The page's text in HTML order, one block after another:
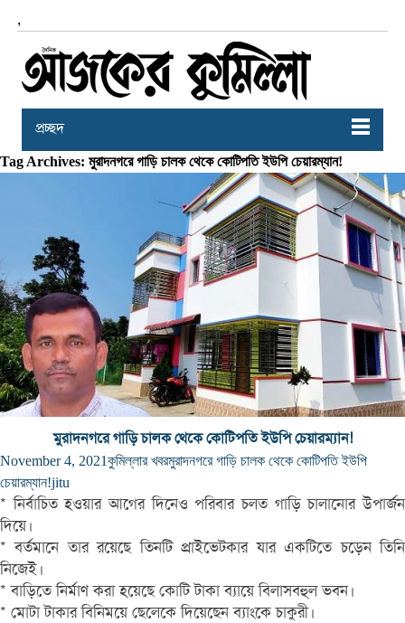
,
প্রচ্ছদ
Tag Archives: মুরাদনগরে গাড়ি চালক থেকে কোটিপতি ইউপি চেয়ারম্যান!
মুরাদনগরে গাড়ি চালক থেকে কোটিপতি ইউপি চেয়ারম্যান!
November 4, 2021কুমিল্লার খবরমুরাদনগরে গাড়ি চালক থেকে কোটিপতি ইউপি
চেয়ারম্যান!jitu
* নির্বাচিত হওয়ার আগের দিনেও পরিবার চলত গাড়ি চালানোর উপার্জন
দিয়ে।
* বর্তমানে তার রয়েছে তিনটি প্রাইভেটকার যার একটিতে চড়েন তিনি
নিজেই।
* বাড়িতে নির্মাণ করা হয়েছে কোটি টাকা ব্যায়ে বিলাসবহুল ভবন।
* মোটা টাকার বিনিময়ে ছেলেকে দিয়েছেন ব্যাংকে চাকুরী।